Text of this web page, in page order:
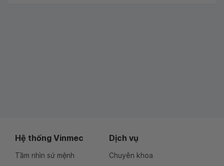
Hệ thống Vinmec
Tầm nhìn sứ mệnh
Dịch vụ
Chuyên khoa